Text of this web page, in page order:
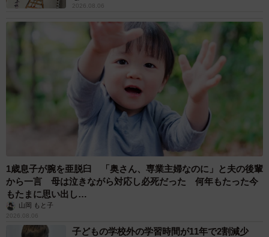
2026.08.06
1歳息子が腕を亜脱臼 「奥さん、専業主婦なのに」と夫の後輩
から一言 母は泣きながら対応し必死だった 何年もたった今
もたまに思い出し…
山岡 もと子
2026.08.06
子どもの学校外の学習時間が11年で2割減少